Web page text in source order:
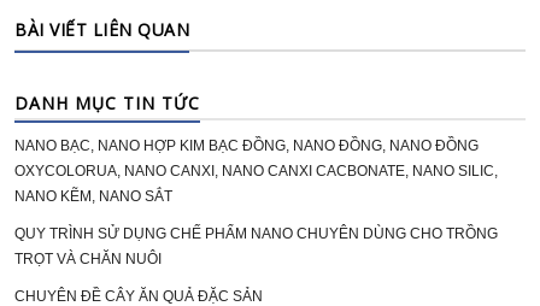
BÀI VIẾT LIÊN QUAN
DANH MỤC TIN TỨC
NANO BẠC, NANO HỢP KIM BẠC ĐỒNG, NANO ĐỒNG, NANO ĐỒNG
OXYCOLORUA, NANO CANXI, NANO CANXI CACBONATE, NANO SILIC,
NANO KẼM, NANO SẮT
QUY TRÌNH SỬ DỤNG CHẾ PHẨM NANO CHUYÊN DÙNG CHO TRỒNG
TRỌT VÀ CHĂN NUÔI
CHUYÊN ĐỀ CÂY ĂN QUẢ ĐẶC SẢN